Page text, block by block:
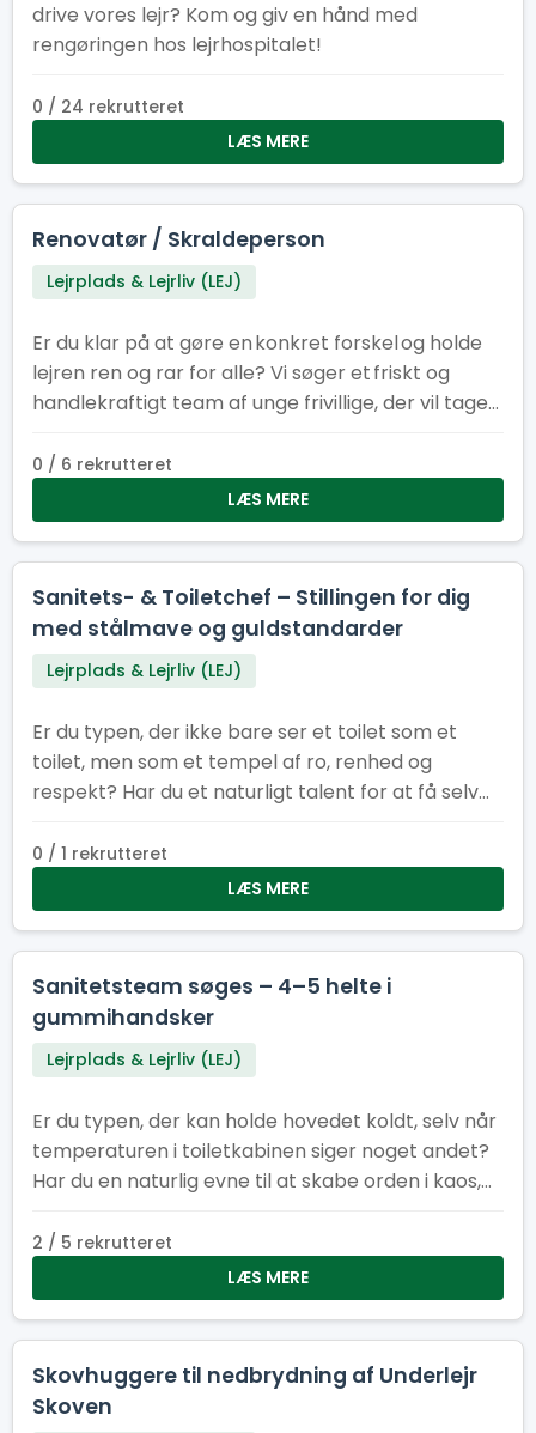
drive vores lejr? Kom og giv en hånd med
rengøringen hos lejrhospitalet!
0 / 24 rekrutteret
LÆS MERE
Renovatør / Skraldeperson
Lejrplads & Lejrliv (LEJ)
Er du klar på at gøre en konkret forskel og holde
lejren ren og rar for alle? Vi søger et friskt og
handlekraftigt team af unge frivillige, der vil tage
Spejertorvet og i administrationsbyen under
bange for at tage fat Du kan arbejde
sans for orden og ansvar Du har måske humor
nok til at gøre skraldearbejde til en fest!
0 / 6 rekrutteret
LÆS MERE
Sanitets- & Toiletchef – Stillingen for dig
med stålmave og guldstandarder
Lejrplads & Lejrliv (LEJ)
Er du typen, der ikke bare ser et toilet som et
toilet, men som et tempel af ro, renhed og
respekt? Har du et naturligt talent for at få selv
som en nypudset porcelænstronstol? Så er det
dig, vi leder efter som vores nye Sanitets- og
Toiletchef.
0 / 1 rekrutteret
LÆS MERE
Sanitetsteam søges – 4–5 helte i
gummihandsker
Lejrplads & Lejrliv (LEJ)
Er du typen, der kan holde hovedet koldt, selv når
temperaturen i toiletkabinen siger noget andet?
Har du en naturlig evne til at skabe orden i kaos,
som en del af et team, der tager renlighed
alvorligt – men ikke sig selv? Så er det dig (og
måske dine kommende kolleger), vi leder efter. Vi
sanitetsstyrke – et hold, der får vores faciliteter til
at fremstå som små oaser af ro og renhed.
2 / 5 rekrutteret
LÆS MERE
Skovhuggere til nedbrydning af Underlejr
Skoven